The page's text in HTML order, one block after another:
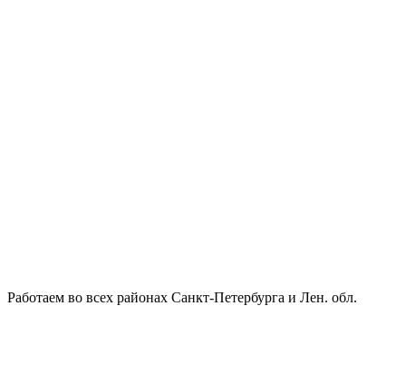
Работаем во всех районах Санкт-Петербурга и Лен. обл.